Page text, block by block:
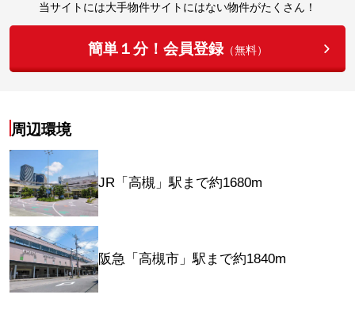
当サイトには大手物件サイトにはない物件がたくさん！
簡単１分！会員登録（無料）
周辺環境
JR「高槻」駅まで約1680m
阪急「高槻市」駅まで約1840m